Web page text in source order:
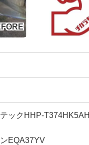
ックHHP-T374HK5AH
EQA37YV